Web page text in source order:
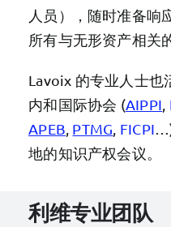
人员），随时准备响
所有与无形资产相关
Lavoix 的专业人士也
内和国际协会 (AIPPI
APEB PTMG FICPI
地的知识产权会议。
利维专业团队